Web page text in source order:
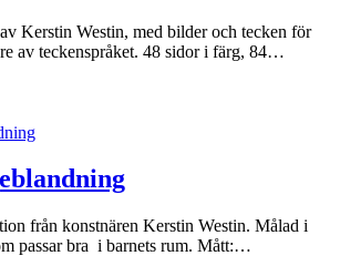
Kerstin Westin, med bilder och tecken för
av teckenspråket. 48 sidor i färg, 84…
från konstnären Kerstin Westin. Målad i
passar bra i barnets rum. Mått:…